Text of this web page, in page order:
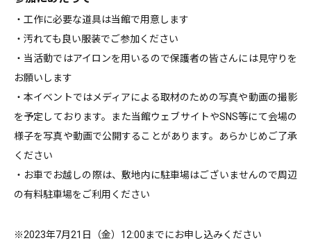
・工作に必要な道具は当館で用意します
・汚れても良い服装でご参加ください
・当活動ではアイロンを用いるので保護者の皆さんには見守りを
お願いします
・本イベントではメディアによる取材のための写真や動画の撮影
を予定しております。また当館ウェブサイトやSNS等にて会場の
様子を写真や動画で公開することがあります。あらかじめご了承
ください
・お車でお越しの際は、敷地内に駐車場はございませんので周辺
の有料駐車場をご利用ください
※2023年7月21日（金）12:00までにお申し込みください